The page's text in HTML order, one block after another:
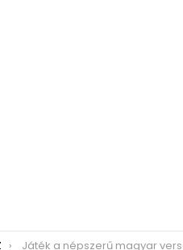
Játék a népszerű magyar versekkel kvíz 3. – Megy a